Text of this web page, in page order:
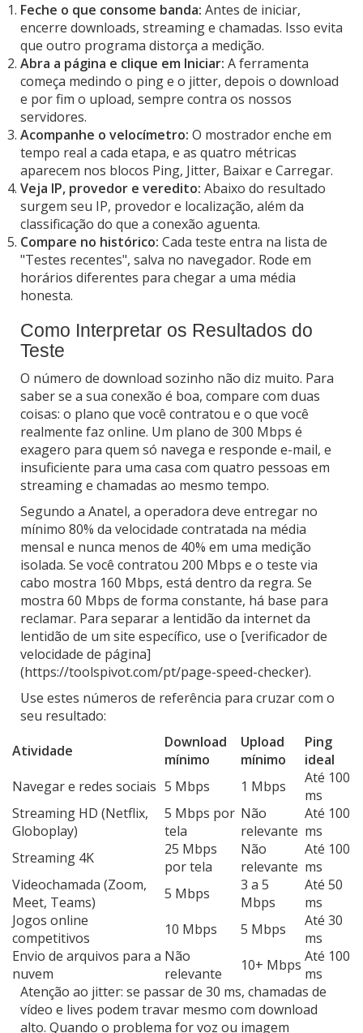
Feche o que consome banda: Antes de iniciar,
encerre downloads, streaming e chamadas. Isso evita
que outro programa distorça a medição.
Abra a página e clique em Iniciar: A ferramenta
começa medindo o ping e o jitter, depois o download
e por fim o upload, sempre contra os nossos
servidores.
Acompanhe o velocímetro: O mostrador enche em
tempo real a cada etapa, e as quatro métricas
aparecem nos blocos Ping, Jitter, Baixar e Carregar.
Veja IP, provedor e veredito: Abaixo do resultado
surgem seu IP, provedor e localização, além da
classificação do que a conexão aguenta.
Compare no histórico: Cada teste entra na lista de
"Testes recentes", salva no navegador. Rode em
horários diferentes para chegar a uma média
honesta.
Como Interpretar os Resultados do
Teste
O número de download sozinho não diz muito. Para
saber se a sua conexão é boa, compare com duas
coisas: o plano que você contratou e o que você
realmente faz online. Um plano de 300 Mbps é
exagero para quem só navega e responde e-mail, e
insuficiente para uma casa com quatro pessoas em
streaming e chamadas ao mesmo tempo.
Segundo a Anatel, a operadora deve entregar no
mínimo 80% da velocidade contratada na média
mensal e nunca menos de 40% em uma medição
isolada. Se você contratou 200 Mbps e o teste via
cabo mostra 160 Mbps, está dentro da regra. Se
mostra 60 Mbps de forma constante, há base para
reclamar. Para separar a lentidão da internet da
lentidão de um site específico, use o [verificador de
velocidade de página]
(https://toolspivot.com/pt/page-speed-checker).
Use estes números de referência para cruzar com o
seu resultado:
Atividade
Download
mínimo
Upload
mínimo
Ping
ideal
Navegar e redes sociais 5 Mbps 1 Mbps
Até 100
ms
Streaming HD (Netflix,
Globoplay)
5 Mbps por
tela
Não
relevante
Até 100
ms
Streaming 4K
25 Mbps
por tela
Não
relevante
Até 100
ms
Videochamada (Zoom,
Meet, Teams)
5 Mbps
3 a 5
Mbps
Até 50
ms
Jogos online
competitivos
10 Mbps 5 Mbps
Até 30
ms
Envio de arquivos para a
nuvem
Não
relevante
10+ Mbps Até 100
ms
Atenção ao jitter: se passar de 30 ms, chamadas de
vídeo e lives podem travar mesmo com download
alto. Quando o problema for voz ou imagem